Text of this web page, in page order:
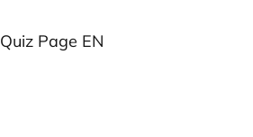
Quiz Page EN